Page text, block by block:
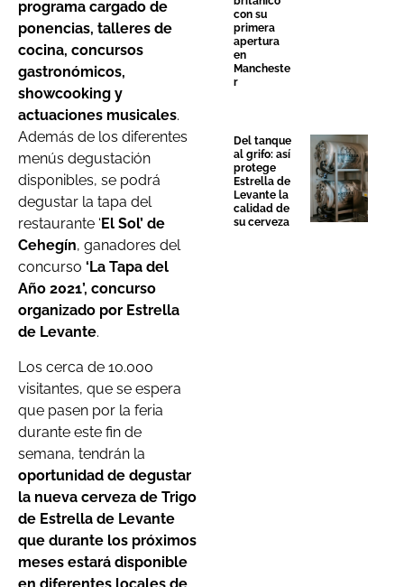
programa cargado de
ponencias, talleres de
cocina, concursos
gastronómicos,
showcooking y
actuaciones musicales.
Además de los diferentes
menús degustación
disponibles, se podrá
degustar la tapa del
restaurante ‘El Sol’ de
Cehegín, ganadores del
concurso ‘La Tapa del
Año 2021’, concurso
organizado por Estrella
de Levante.
Los cerca de 10.000
visitantes, que se espera
que pasen por la feria
durante este fin de
semana, tendrán la
oportunidad de degustar
la nueva cerveza de Trigo
de Estrella de Levante
que durante los próximos
meses estará disponible
en diferentes locales de
con su
primera
apertura
en
Mancheste
r
Del tanque
al grifo: así
protege
Estrella de
Levante la
calidad de
su cerveza